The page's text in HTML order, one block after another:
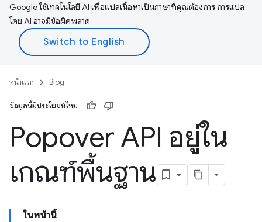
Google ใช้เทคโนโลยี AI เพื่อแปลเนื้อหาเป็นภาษาที่คุณต้องการ การแปล
โดย AI อาจมีข้อผิดพลาด
หน้าแรก Blog
ข้อมูลนี้มีประโยชน์ไหม
Popover API อยู่ใน
เกณฑ์พื้นฐาน
ในหน้านี้